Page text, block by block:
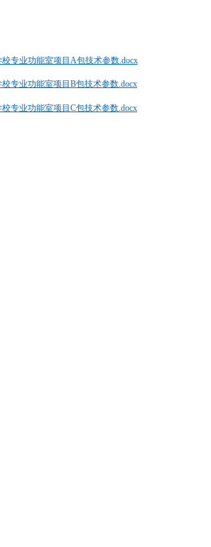
专业功能室项目A包技术参数.docx
专业功能室项目B包技术参数.docx
专业功能室项目C包技术参数.docx